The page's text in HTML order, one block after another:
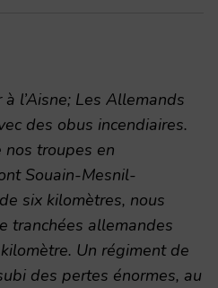
l’Aisne; Les Allemands
des obus incendiaires.
troupes en
Souain-Mesnil-
six kilomètres, nous
tranchées allemandes
Un régiment de
des pertes énormes, au